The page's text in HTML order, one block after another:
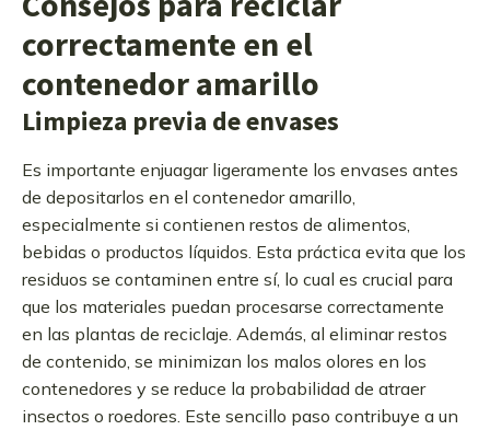
correctamente en el
contenedor amarillo
Limpieza previa de envases
Es importante enjuagar ligeramente los envases antes
de depositarlos en el contenedor amarillo,
especialmente si contienen restos de alimentos,
bebidas o productos líquidos. Esta práctica evita que los
residuos se contaminen entre sí, lo cual es crucial para
que los materiales puedan procesarse correctamente
en las plantas de reciclaje. Además, al eliminar restos
de contenido, se minimizan los malos olores en los
contenedores y se reduce la probabilidad de atraer
insectos o roedores. Este sencillo paso contribuye a un